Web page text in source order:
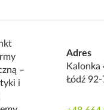
–
i
Adres
Kalonka
Łódź 92-